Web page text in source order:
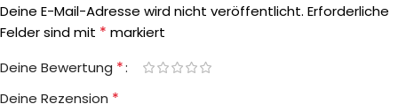
Deine E-Mail-Adresse wird nicht veröffentlicht. Erforderliche
Felder sind mit * markiert
Deine Bewertung *
Deine Rezension *